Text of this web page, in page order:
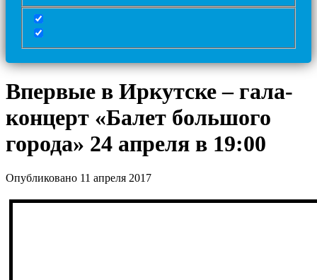
Впервые в Иркутске – гала-
концерт «Балет большого
города» 24 апреля в 19:00
Опубликовано 11 апреля 2017